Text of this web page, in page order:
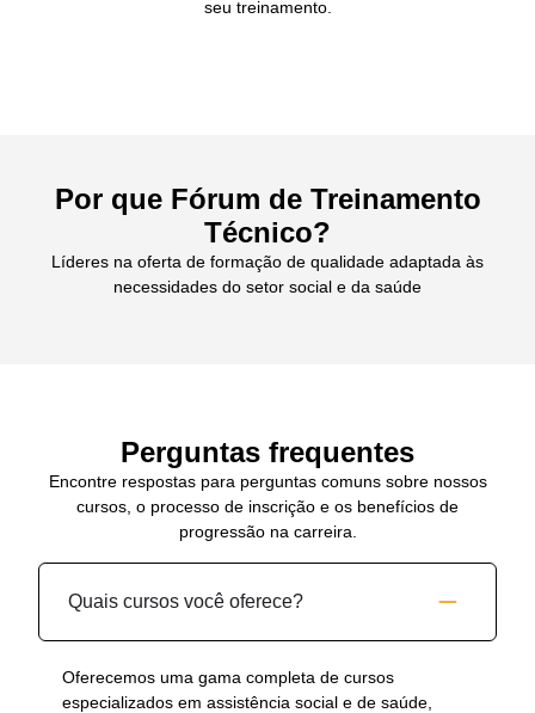
seu treinamento.
Por que Fórum de Treinamento
Técnico?
Líderes na oferta de formação de qualidade adaptada às
necessidades do setor social e da saúde
Perguntas frequentes
Encontre respostas para perguntas comuns sobre nossos
cursos, o processo de inscrição e os benefícios de
progressão na carreira.
Quais cursos você oferece?
Oferecemos uma gama completa de cursos
especializados em assistência social e de saúde,